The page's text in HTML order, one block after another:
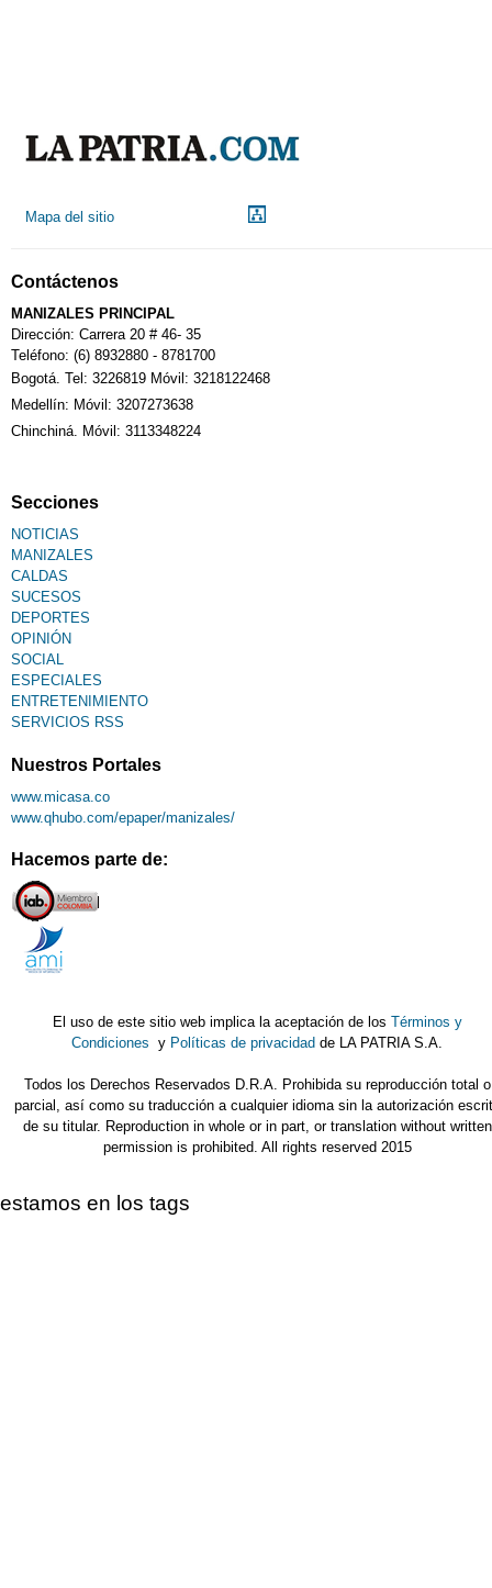
Mapa del sitio
Contáctenos
MANIZALES PRINCIPAL
Dirección: Carrera 20 # 46- 35
Teléfono: (6) 8932880 - 8781700
Bogotá. Tel: 3226819 Móvil: 3218122468
Medellín: Móvil: 3207273638
Chinchiná. Móvil: 3113348224
Secciones
NOTICIAS
MANIZALES
CALDAS
SUCESOS
DEPORTES
OPINIÓN
SOCIAL
ESPECIALES
ENTRETENIMIENTO
SERVICIOS RSS
Nuestros Portales
www.micasa.co
www.qhubo.com/epaper/manizales/
Hacemos parte de:
El uso de este sitio web implica la aceptación de los Términos y
Condiciones y Políticas de privacidad de LA PATRIA S.A.
Todos los Derechos Reservados D.R.A. Prohibida su reproducción total o
parcial, así como su traducción a cualquier idioma sin la autorización
de su titular. Reproduction in whole or in part, or translation without written
permission is prohibited. All rights reserved 2015
estamos en los tags